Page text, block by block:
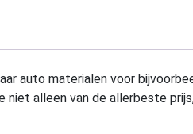
auto materialen voor
niet alleen van de allerbeste